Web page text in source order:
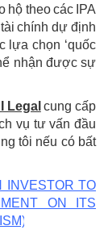
hộ theo các IPA
chính dự định
lựa chọn ‘quốc
nhận được sự
Legal cung cấp
vụ tư vấn đầu
tôi nếu có bất
INVESTOR TO
ON ITS